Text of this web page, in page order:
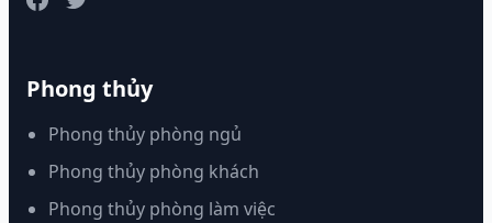
Phong thủy
Phong thủy phòng ngủ
Phong thủy phòng khách
Phong thủy phòng làm việc